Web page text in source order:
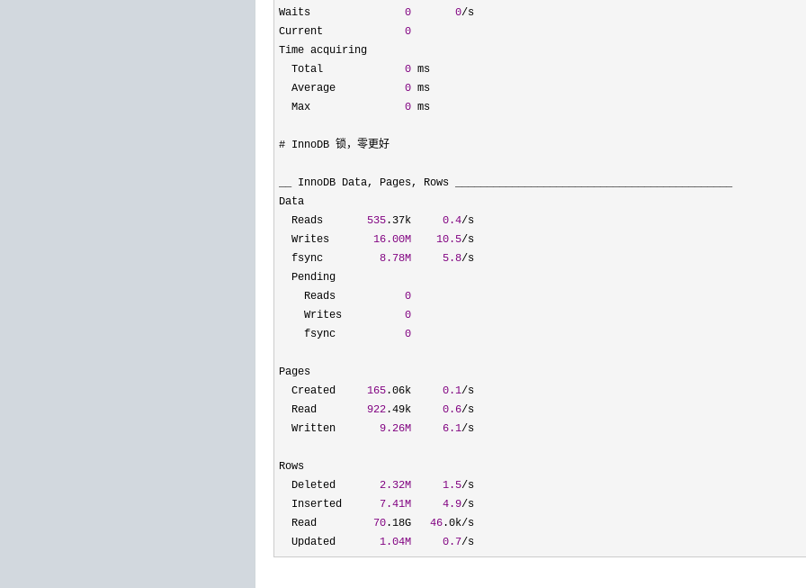
Waits 0 0/s
Current 0
Time acquiring
  Total
0 ms
  Average
0 ms
  Max
0 ms
# InnoDB 锁，零更好
__ InnoDB Data, Pages, Rows ____________________________________________
Data
  Reads
535 .37k 0.4/s
  Writes
16.00M 10.5/s
  fsync
8.78M 5.8/s
  Pending
    Reads
0
    Writes
0
    fsync
0
Pages
  Created
165 .06k 0.1/s
  Read
922 .49k 0.6/s
  Written
9.26M 6.1/s
Rows
  Deleted
2.32M 1.5/s
  Inserted
7.41M 4.9/s
  Read
70 .18G 46 .0k/s
  Updated
1.04M 0.7/s